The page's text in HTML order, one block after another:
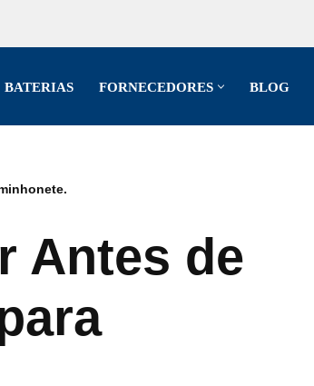
BATERIAS FORNECEDORES BLOG
Antes de